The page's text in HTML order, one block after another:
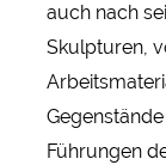
auch nach
Skulpturen,
Führungen